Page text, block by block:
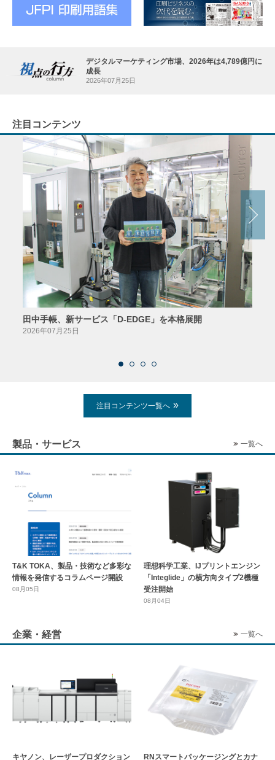
デジタルマーケティング市場、2026年は4,789億円に
成長
2026年07月25日
注目コンテンツ
田中手帳、新サービス「D-EDGE」を本格展開
2026年07月25日
注目コンテンツ一覧へ
製品・サービス 一覧へ
T&K TOKA、製品・技術など多彩な
情報を発信するコラムページ開設
08月05日
理想科学工業、IJプリントエンジン
「Integlide」の横方向タイプ2機種
受注開始
08月04日
企業・経営 一覧へ
キヤノン、レーザープロダクション RNスマートパッケージングとカナ